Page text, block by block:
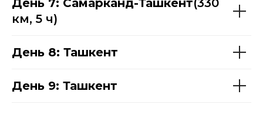
День 7: Самарканд-Ташкент(330
км, 5 ч)
День 8: Ташкент
День 9: Ташкент